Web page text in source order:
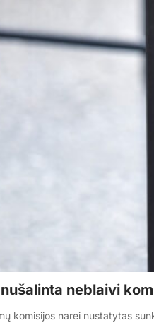
neblaivi
komisijos narei nustatytas